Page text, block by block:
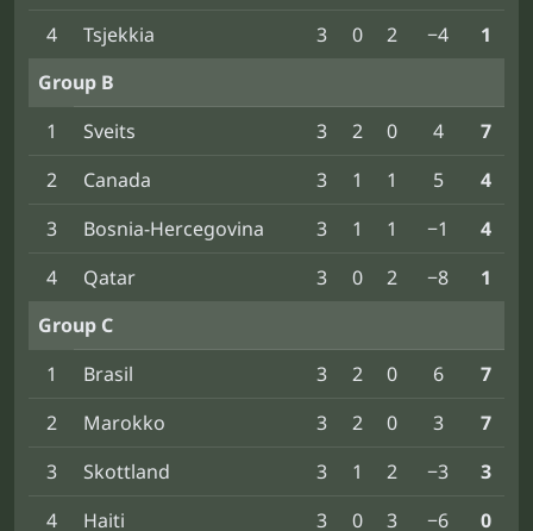
4
Tsjekkia 3 0 2 −4
1
Group B
1
Sveits 3 2 0 4
7
2
Canada 3 1 1 5
4
3
Bosnia-Hercegovina 3 1 1 −1
4
4
Qatar 3 0 2 −8
1
Group C
1
Brasil 3 2 0 6
7
2
Marokko 3 2 0 3
7
3
Skottland 3 1 2 −3
3
4
Haiti 3 0 3 −6
0